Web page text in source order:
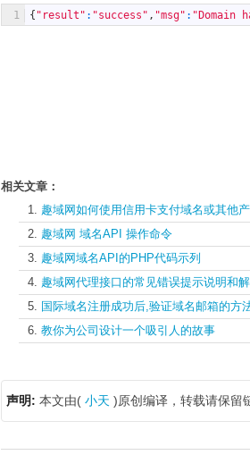
1 { "result" : "success" , "msg" : "Domain
相关文章：
趣域网如何使用信用卡支付域名或其他
趣域网 域名API 操作命令
趣域网域名API的PHP代码示列
趣域网代理接口的常见错误提示说明和解
国际域名注册成功后,验证域名邮箱的方
教你为公司设计一个吸引人的故事
声明: 本文由( 小天 )原创编译，转载请保留